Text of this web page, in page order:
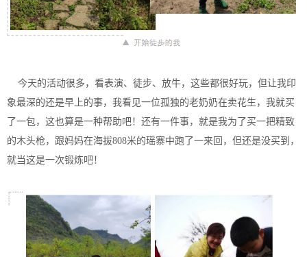
今天的活动很多，看表演、徒步、放牛，这些都很好玩，但让我印
象最深的还是早上的事，我看见一位孤独的老奶奶在卖花生，我就买
了一包，这也算是一种帮助吧！还有一件事，就是我为了买一把精致
的木头枪，跟妈妈在海拔808米的瑶寨中跑了一来回，但还是没买到，
就当这是一次锻炼吧！